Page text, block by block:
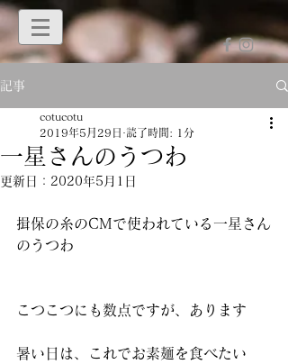
記事
一星さんのうつわ
cotucotu
2019年5月29日 読了時間: 1分
更新日： 2020年5月1日
揖保の糸のCMで使われている一星さん
のうつわ
こつこつにも数点ですが、あります
暑い日は、これでお素麺を食べたい